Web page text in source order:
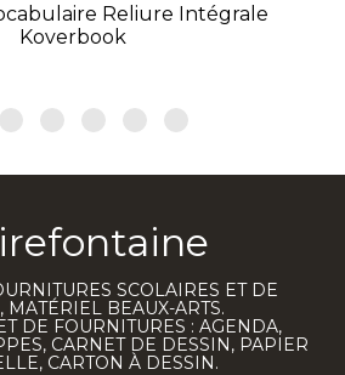
Reliure Intégrale
Koverbook
SCOLAIRES ET DE
MATÉRIEL BEAUX-ARTS.
DE FOURNITURES : AGENDA,
CARNET DE DESSIN, PAPIER
CARTON À DESSIN.